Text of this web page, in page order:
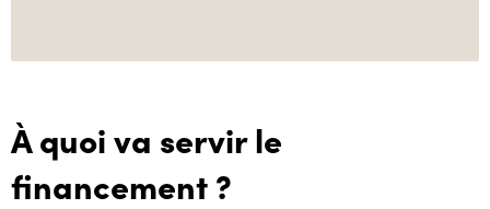
À quoi va servir le
financement ?